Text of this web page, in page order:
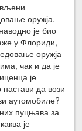
оружја.
је био
у Флориди,
оружја
чак и да је
је
да вози
аутомобиле?
пуцњава за
је